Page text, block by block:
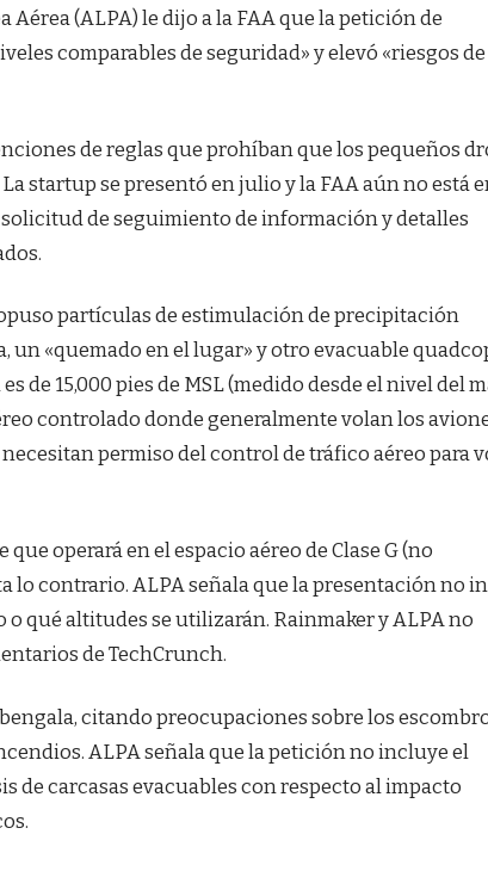
Aérea (ALPA) le dijo a la FAA que la petición de
comparables de seguridad» y elevó «riesgos de
de reglas que prohíban que los pequeños
startup se presentó en julio y la FAA aún no está
de seguimiento de información y detalles
partículas de estimulación de precipitación
un «quemado en el lugar» y otro evacuable
de 15,000 pies de MSL (medido desde el nivel del
controlado donde generalmente volan los
permiso del control de tráfico aéreo para
operará en el espacio aéreo de Clase G (no
lo contrario. ALPA señala que la presentación no
qué altitudes se utilizarán. Rainmaker y ALPA no
de TechCrunch.
citando preocupaciones sobre los
ALPA señala que la petición no incluye el
de carcasas evacuables con respecto al impacto